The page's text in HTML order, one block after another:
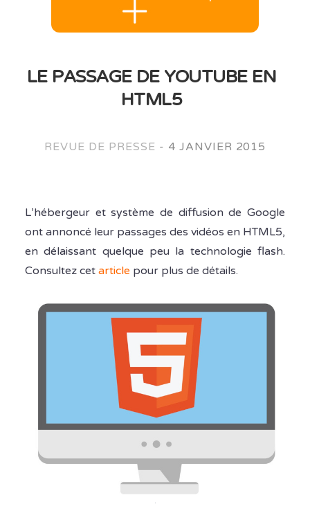
LE PASSAGE DE YOUTUBE EN
HTML5
REVUE DE PRESSE - 4 JANVIER 2015
L’hébergeur et système de diffusion de Google
ont annoncé leur passages des vidéos en HTML5,
en délaissant quelque peu la technologie flash.
Consultez cet article pour plus de détails.